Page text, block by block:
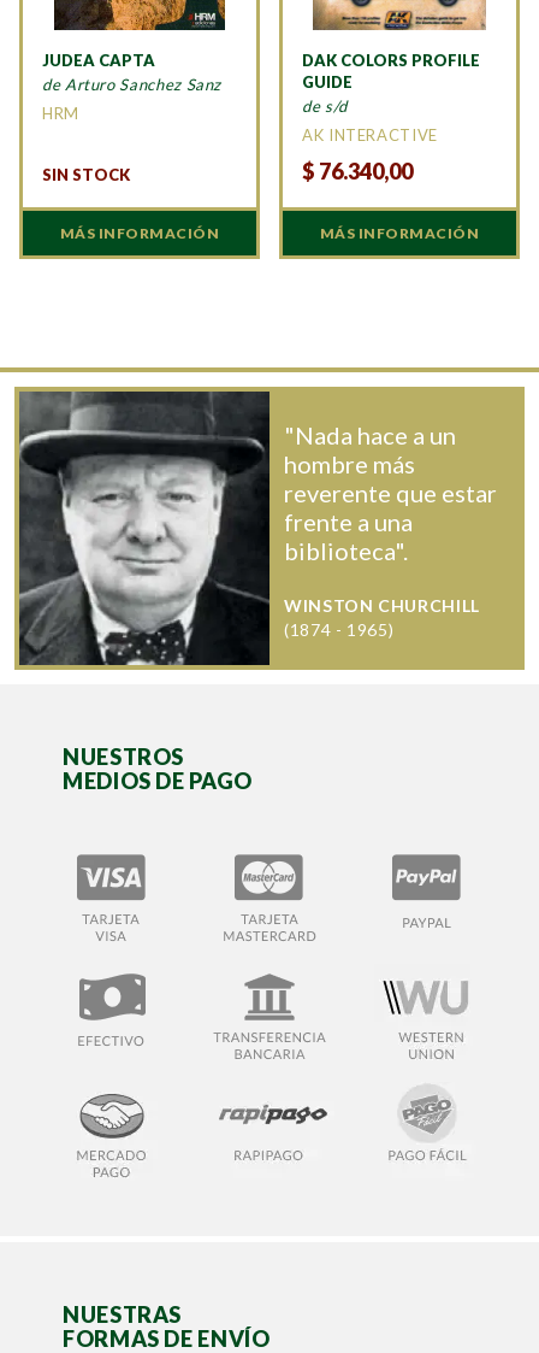
JUDEA CAPTA
de Arturo Sanchez Sanz
HRM
SIN STOCK
MÁS INFORMACIÓN
DAK COLORS PROFILE
GUIDE
de s/d
AK INTERACTIVE
$ 76.340,00
MÁS INFORMACIÓN
"Nada hace a un
hombre más
reverente que estar
frente a una
biblioteca".
WINSTON CHURCHILL
(1874 - 1965)
NUESTROS
MEDIOS DE PAGO
NUESTRAS
FORMAS DE ENVÍO